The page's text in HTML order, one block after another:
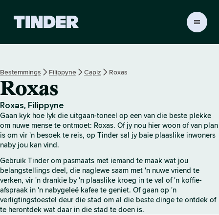
r
i
s
b
d
Bestemmings Filippyne Capiz Roxas
Roxas
Roxas, Filippyne
Gaan kyk hoe lyk die uitgaan-toneel op een van die beste plekke
om nuwe mense te ontmoet: Roxas. Of jy nou hier woon of van plan
is om vir 'n besoek te reis, op Tinder sal jy baie plaaslike inwoners
naby jou kan vind.
Gebruik Tinder om pasmaats met iemand te maak wat jou
belangstellings deel, die naglewe saam met 'n nuwe vriend te
verken, vir 'n drankie by 'n plaaslike kroeg in te val of 'n koffie-
afspraak in 'n nabygeleë kafee te geniet. Of gaan op 'n
verligtingstoestel deur die stad om al die beste dinge te ontdek of
te herontdek wat daar in die stad te doen is.